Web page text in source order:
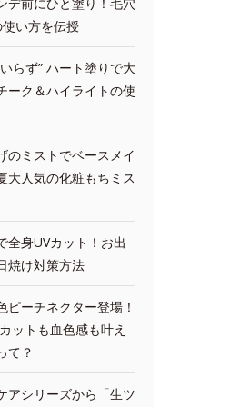
い方を伝授
らず” ハート塗りで大
ーク＆ハイライトの使
のミストでベースメイ
大人気の化粧もちミス
全身UVカット！お出
焼け対策方法
ピーチネクター登場！
ットも血色感も叶え
て？
アシリーズから「生ツ